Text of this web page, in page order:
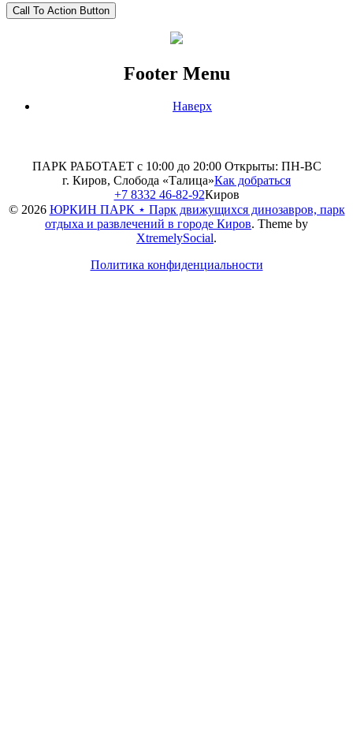
Call To Action Button
Footer Menu
Наверх
ПАРК РАБОТАЕТ с 10:00 до 20:00 Открыты: ПН-ВС
г. Киров, Слобода «Талица»Как добраться
+7 8332 46-82-92Киров
© 2026 ЮРКИН ПАРК ⋆ Парк движущихся динозавров, парк
отдыха и развлечений в городе Киров. Theme by
XtremelySocial.
Политика конфиденциальности